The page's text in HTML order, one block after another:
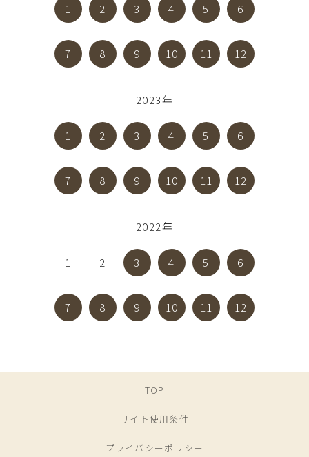
1 2 3 4 5 6
7 8 9 10 11 12
2023年
1 2 3 4 5 6
7 8 9 10 11 12
2022年
1 2 3 4 5 6
7 8 9 10 11 12
TOP
サイト使用条件
プライバシーポリシー